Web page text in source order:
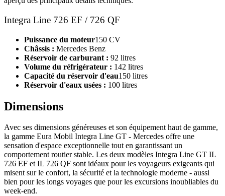
Integra Line 726 EF / 726 QF
Puissance du moteur150 CV
Châssis : Mercedes Benz
Réservoir de carburant : 92 litres
Volume du réfrigérateur : 142 litres
Capacité du réservoir d'eau150 litres
Réservoir d'eaux usées : 100 litres
Dimensions
Avec ses dimensions généreuses et son équipement haut de gamme,
la gamme Eura Mobil Integra Line GT - Mercedes offre une
sensation d'espace exceptionnelle tout en garantissant un
comportement routier stable. Les deux modèles Integra Line GT IL
726 EF et IL 726 QF sont idéaux pour les voyageurs exigeants qui
misent sur le confort, la sécurité et la technologie moderne - aussi
bien pour les longs voyages que pour les excursions inoubliables du
week-end.